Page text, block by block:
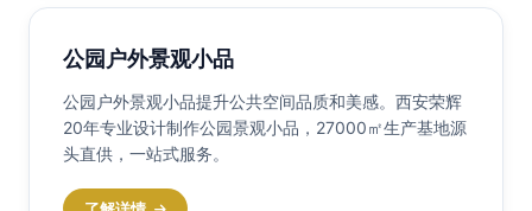
公园户外景观小品
公园户外景观小品提升公共空间品质和美感。西安荣辉
20年专业设计制作公园景观小品，27000㎡生产基地源
头直供，一站式服务。